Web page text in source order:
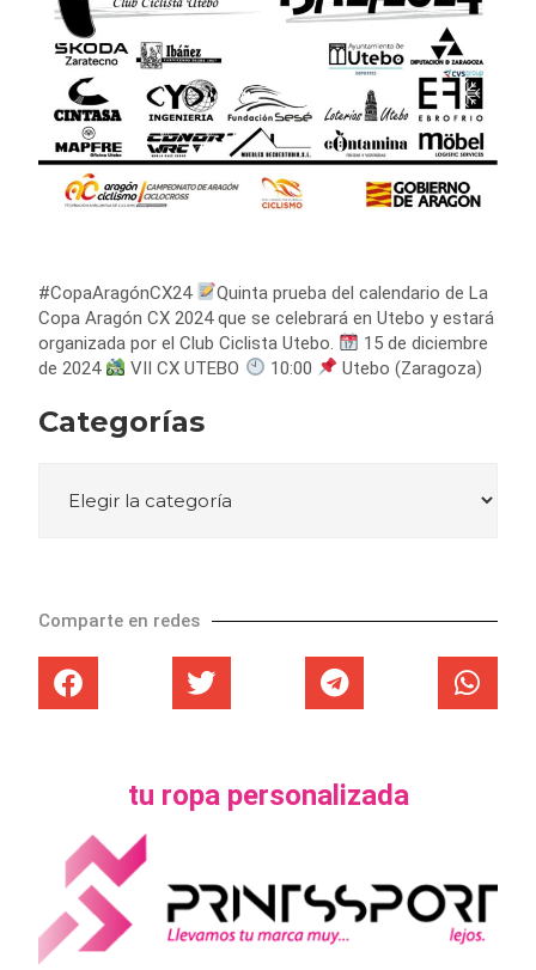
#CopaAragónCX24
Quinta prueba del calendario de La
Copa Aragón CX 2024 que se celebrará en Utebo y estará
organizada por el Club Ciclista Utebo.
15 de diciembre
de 2024
VII CX UTEBO 10:00 Utebo (Zaragoza)
Categorías
Comparte en redes
tu ropa personalizada